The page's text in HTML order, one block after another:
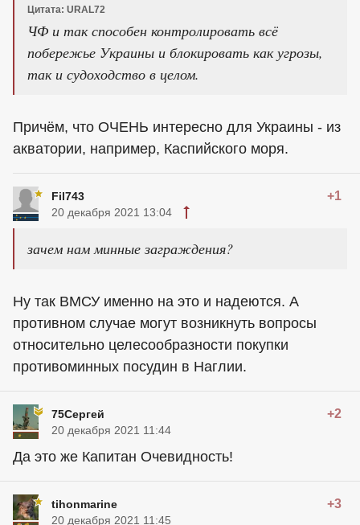
Цитата: URAL72
ЧФ и так способен контролировать всё
побережье Украины и блокировать как угрозы,
так и судоходство в целом.
Причём, что ОЧЕНЬ интересно для Украины - из
акватории, например, Каспийского моря.
Fil743 +1
20 декабря 2021 13:04
зачем нам минные заграждения?
Ну так ВМСУ именно на это и надеются. А
противном случае могут возникнуть вопросы
относительно целесообразности покупки
противоминных посудин в Наглии.
75Сергей +2
20 декабря 2021 11:44
Да это же Капитан Очевидность!
tihonmarine +3
20 декабря 2021 11:45